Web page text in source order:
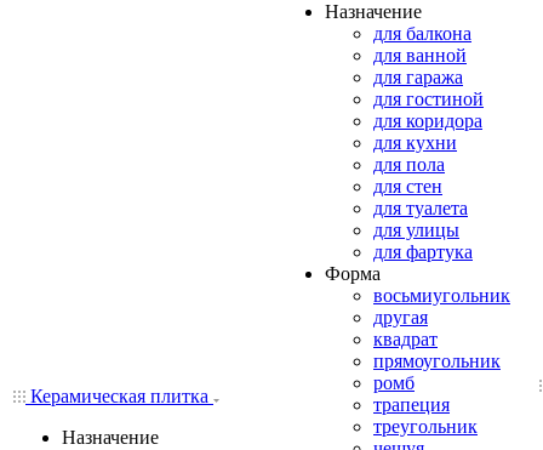
Керамическая плитка
Назначение
Назначение
для балкона
для ванной
для гаража
для гостиной
для коридора
для кухни
для пола
для стен
для туалета
для улицы
для фартука
Форма
восьмиугольник
другая
квадрат
прямоугольник
ромб
трапеция
треугольник